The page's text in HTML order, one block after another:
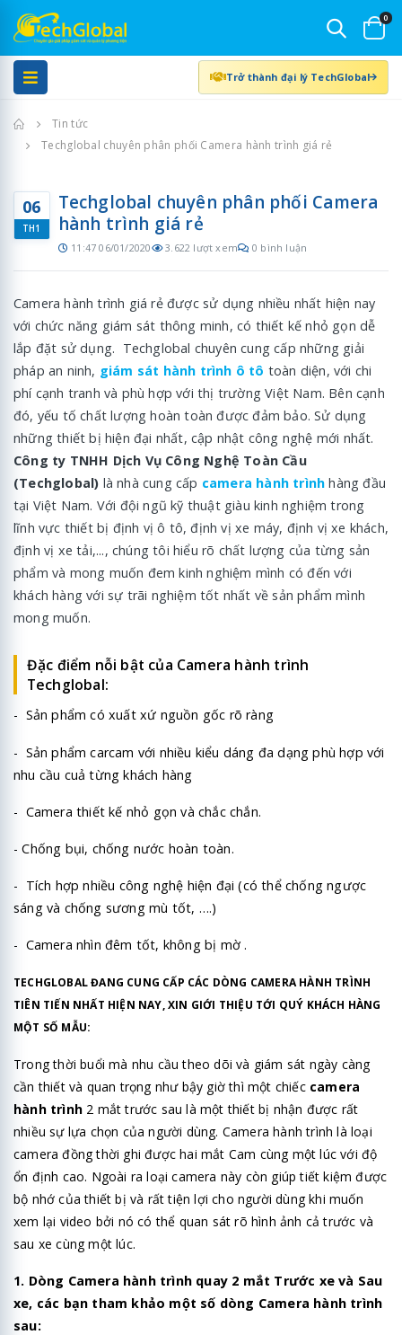
0
Trở thành đại lý TechGlobal
Trang chủ
Tin tức
Techglobal chuyên phân phối Camera hành trình giá rẻ
06
TH1
Techglobal chuyên phân phối Camera
hành trình giá rẻ
11:47 06/01/2020 3.622 lượt xem 0 bình luận
Camera hành trình giá rẻ được sử dụng nhiều nhất hiện nay
với chức năng giám sát thông minh, có thiết kế nhỏ gọn dễ
lắp đặt sử dụng. Techglobal chuyên cung cấp những giải
pháp an ninh, giám sát hành trình ô tô toàn diện, với chi
phí cạnh tranh và phù hợp với thị trường Việt Nam. Bên cạnh
đó, yếu tố chất lượng hoàn toàn được đảm bảo. Sử dụng
những thiết bị hiện đại nhất, cập nhật công nghệ mới nhất.
Công ty TNHH Dịch Vụ Công Nghệ Toàn Cầu
(Techglobal) là nhà cung cấp camera hành trình hàng đầu
tại Việt Nam. Với đội ngũ kỹ thuật giàu kinh nghiệm trong
lĩnh vực thiết bị định vị ô tô, định vị xe máy, định vị xe khách,
định vị xe tải,..., chúng tôi hiểu rõ chất lượng của từng sản
phẩm và mong muốn đem kinh nghiệm mình có đến với
khách hàng với sự trãi nghiệm tốt nhất về sản phẩm mình
mong muốn.
Đặc điểm nỗi bật của Camera hành trình
Techglobal:
- Sản phẩm có xuất xứ nguồn gốc rõ ràng
- Sản phẩm carcam với nhiều kiểu dáng đa dạng phù hợp với
nhu cầu cuả từng khách hàng
- Camera thiết kế nhỏ gọn và chắc chắn.
- Chống bụi, chống nước hoàn toàn.
- Tích hợp nhiều công nghệ hiện đại (có thể chống ngược
sáng và chống sương mù tốt, ….)
- Camera nhìn đêm tốt, không bị mờ .
TECHGLOBAL ĐANG CUNG CẤP CÁC DÒNG CAMERA HÀNH TRÌNH
TIÊN TIẾN NHẤT HIỆN NAY, XIN GIỚI THIỆU TỚI QUÝ KHÁCH HÀNG
MỘT SỐ MẪU:
Trong thời buổi mà nhu cầu theo dõi và giám sát ngày càng
cần thiết và quan trọng như bậy giờ thì một chiếc camera
hành trình 2 mắt trước sau là một thiết bị nhận được rất
nhiều sự lựa chọn của người dùng. Camera hành trình là loại
camera đồng thời ghi được hai mắt Cam cùng một lúc với độ
ổn định cao. Ngoài ra loại camera này còn giúp tiết kiệm được
bộ nhớ của thiết bị và rất tiện lợi cho người dùng khi muốn
xem lại video bởi nó có thể quan sát rõ hình ảnh cả trước và
sau xe cùng một lúc.
1. Dòng Camera hành trình quay 2 mắt Trước xe và Sau
xe, các bạn tham khảo một số dòng Camera hành trình
sau: